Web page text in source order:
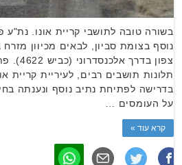
בשורה טובה לתושבי קריית אונו. נת"ע
צפון
תלונות תושבים רבים, לעיריית קריית
בדרישה לפתיחת נתיב נוסף ונענתה
על העומסים …
קרא עוד »